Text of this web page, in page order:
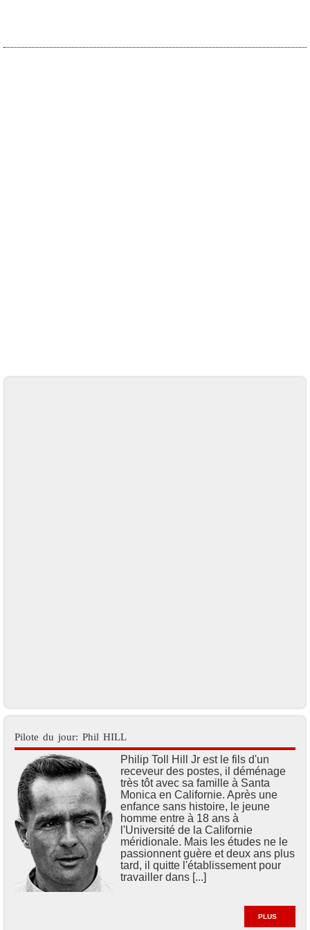
Pilote du jour: Phil HILL
Philip Toll Hill Jr est le fils d'un
receveur des postes, il déménage
très tôt avec sa famille à Santa
Monica en Californie. Après une
enfance sans histoire, le jeune
homme entre à 18 ans à
l'Université de la Californie
méridionale. Mais les études ne le
passionnent guère et deux ans plus
tard, il quitte l'établissement pour
travailler dans [...]
PLUS